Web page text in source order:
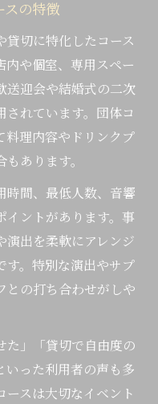
スの特徴
貸切に特化したコース
内や個室、専用スペー
送迎会や結婚式の二次
れています。団体コ
料理内容やドリンクプ
あります。
時間、最低人数、音響
イントがあります。事
演出を柔軟にアレンジ
す。特別な演出やサプ
との打ち合わせがしや
た」「貸切で自由度の
いった利用者の声も多
ースは大切なイベント